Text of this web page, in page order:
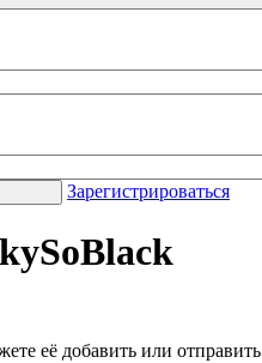
Зарегистрироваться
её добавить или отправить